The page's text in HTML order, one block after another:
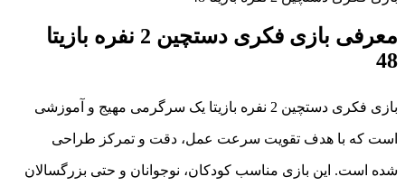
معرفی بازی فکری دستچین 2 نفره بازیتا
48
بازی فکری دستچین 2 نفره بازیتا یک سرگرمی مهیج و آموزشی
است که با هدف تقویت سرعت عمل، دقت و تمرکز طراحی
شده است. این بازی مناسب کودکان، نوجوانان و حتی بزرگسالان